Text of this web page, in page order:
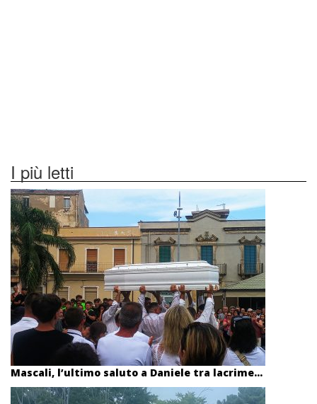
I più letti
Mascali, l’ultimo saluto a Daniele tra lacrime...